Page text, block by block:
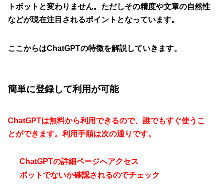
トボットと変わりません。ただしその精度や文章の自然性
などが現在注目されるポイントとなっています。
ここからはChatGPTの特徴を解説していきます。
簡単に登録して利用が可能
ChatGPTは無料から利用できるので、誰でもすぐ使うこ
とができます。利用手順は次の通りです。
ChatGPTの詳細ページへアクセス
ボットでないか確認されるのでチェック